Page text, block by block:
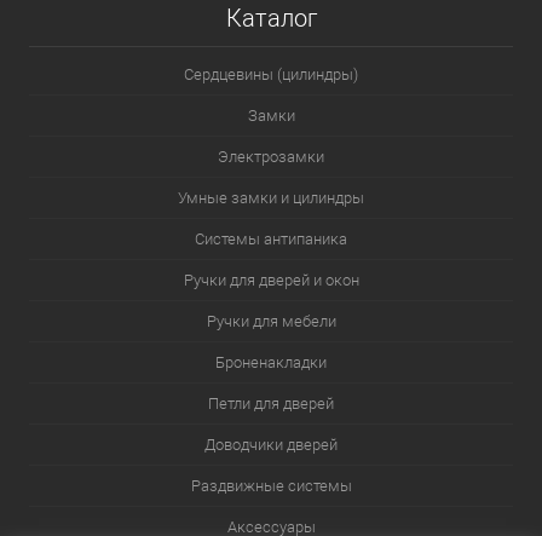
Каталог
Сердцевины (цилиндры)
Замки
Электрозамки
Умные замки и цилиндры
Системы антипаника
Ручки для дверей и окон
Ручки для мебели
Броненакладки
Петли для дверей
Доводчики дверей
Раздвижные системы
Аксессуары